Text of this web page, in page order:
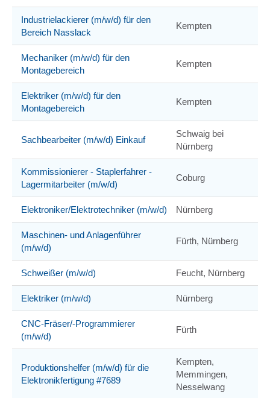
Industrielackierer (m/w/d) für den
Bereich Nasslack
Kempten
Mechaniker (m/w/d) für den
Montagebereich
Kempten
Elektriker (m/w/d) für den
Montagebereich
Kempten
Sachbearbeiter (m/w/d) Einkauf
Schwaig bei
Nürnberg
Kommissionierer - Staplerfahrer -
Lagermitarbeiter (m/w/d)
Coburg
Elektroniker/Elektrotechniker (m/w/d) Nürnberg
Maschinen- und Anlagenführer
(m/w/d)
Fürth, Nürnberg
Schweißer (m/w/d) Feucht, Nürnberg
Elektriker (m/w/d) Nürnberg
CNC-Fräser/-Programmierer
(m/w/d)
Fürth
Produktionshelfer (m/w/d) für die
Elektronikfertigung #7689
Kempten,
Memmingen,
Nesselwang